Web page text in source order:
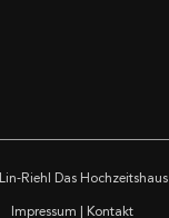
Lin-Riehl Das Hochzeitshaus
Impressum Kontakt